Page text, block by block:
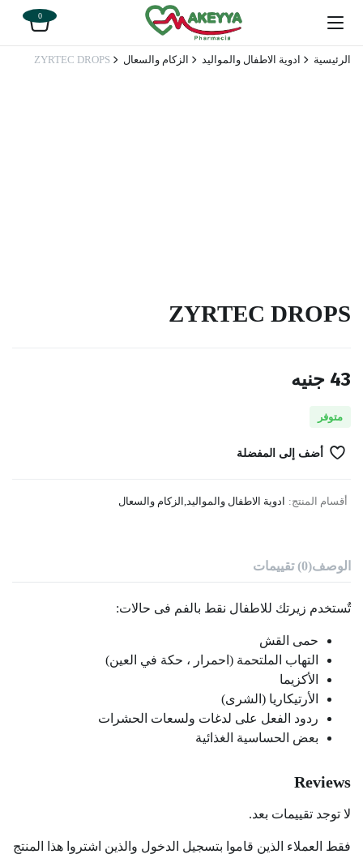
0
الرئيسية ادوية الاطفال والمواليد الزكام والسعال ZYRTEC DROPS
ZYRTEC DROPS
43 جنيه
متوفر
أضف إلى المفضلة
أقسام المنتج: ادوية الاطفال والمواليد, الزكام والسعال
الوصف(0) تقييمات
تٌستخدم زيرتك للاطفال نقط بالفم فى حالات:
حمى القش
التهاب الملتحمة (احمرار ، حكة في العين)
الأكزيما
الأرتيكاريا (الشرى)
ردود الفعل على لدغات ولسعات الحشرات
بعض الحساسية الغذائية
Reviews
لا توجد تقييمات بعد.
فقط العملاء الذين قاموا بتسجيل الدخول والذين اشتروا هذا المنتج